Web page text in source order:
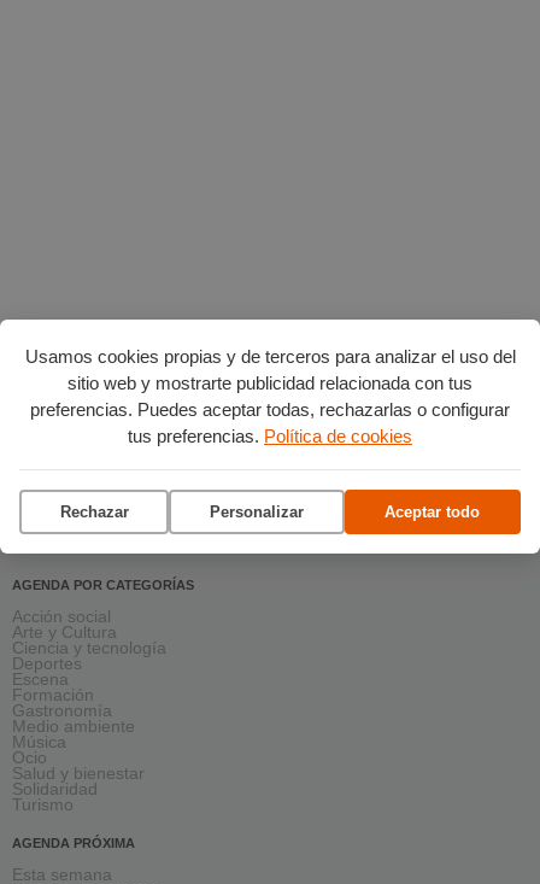
Usamos cookies propias y de terceros para analizar el uso del
sitio web y mostrarte publicidad relacionada con tus
preferencias. Puedes aceptar todas, rechazarlas o configurar
tus preferencias. Política de cookies
Rechazar Personalizar Aceptar todo
AGENDA POR CATEGORÍAS
Acción social
Arte y Cultura
Ciencia y tecnología
Deportes
Escena
Formación
Gastronomía
Medio ambiente
Música
Ocio
Salud y bienestar
Solidaridad
Turismo
AGENDA PRÓXIMA
Esta semana